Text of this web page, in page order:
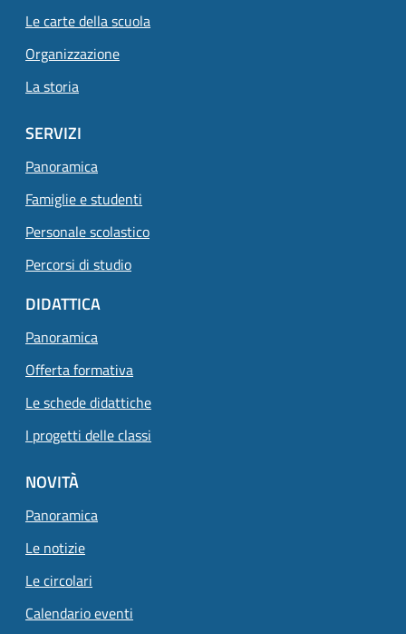
Le carte della scuola
Organizzazione
La storia
SERVIZI
Panoramica
Famiglie e studenti
Personale scolastico
Percorsi di studio
DIDATTICA
Panoramica
Offerta formativa
Le schede didattiche
I progetti delle classi
NOVITÀ
Panoramica
Le notizie
Le circolari
Calendario eventi